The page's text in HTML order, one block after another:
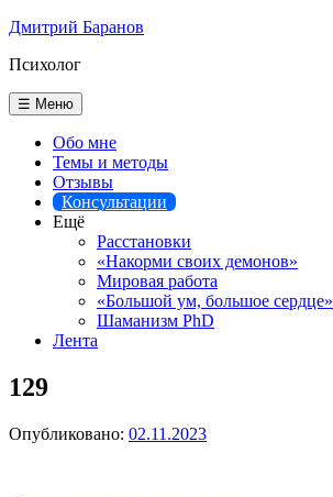
Перейти
содержимому
Дмитрий Баранов
Психолог
☰ Меню
Обо мне
Темы и методы
Отзывы
Консультации
Ещё
Расстановки
«Накорми своих демонов»
Мировая работа
«Большой ум, большое сердце»
Шаманизм PhD
Лента
129
Опубликовано: 02.11.2023